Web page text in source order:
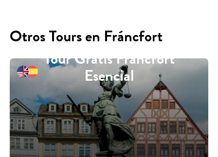
Otros Tours en Fráncfort
Tour Gratis Fráncfort
Esencial